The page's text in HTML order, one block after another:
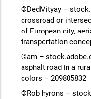
©DedMityay –
crossroad or
of European city,
transportation
©am –
asphalt road in a
colors – 209805832
©Rob hyrons –